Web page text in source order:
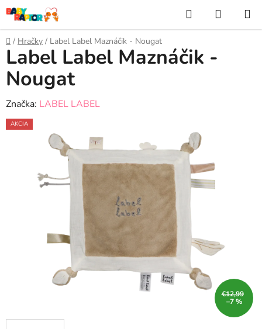
Prejsť
na
obsah
Hľadať
KOŠÍK
Domov
/ Hračky / Label Label Maznáčik - Nougat
Label Label Maznáčik -
Nougat
Značka: LABEL LABEL
AKCIA
€12,99
–7 %